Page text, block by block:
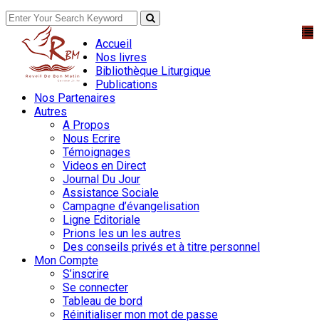
Accueil
Nos livres
Bibliothèque Liturgique
Publications
Nos Partenaires
Autres
A Propos
Nous Ecrire
Témoignages
Videos en Direct
Journal Du Jour
Assistance Sociale
Campagne d’évangelisation
Ligne Editoriale
Prions les un les autres
Des conseils privés et à titre personnel
Mon Compte
S’inscrire
Se connecter
Tableau de bord
Réinitialiser mon mot de passe